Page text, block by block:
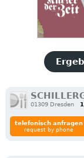
01309 Dresden
telefonisch anfragen
request by phone